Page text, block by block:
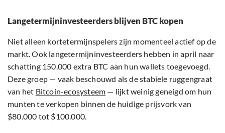
Langetermijninvesteerders blijven BTC kopen
Niet alleen kortetermijnspelers zijn momenteel actief op de
markt. Ook langetermijninvesteerders hebben in april naar
schatting 150.000 extra BTC aan hun wallets toegevoegd.
Deze groep — vaak beschouwd als de stabiele ruggengraat
van het Bitcoin-ecosysteem — lijkt weinig geneigd om hun
munten te verkopen binnen de huidige prijsvork van
$80.000 tot $100.000.